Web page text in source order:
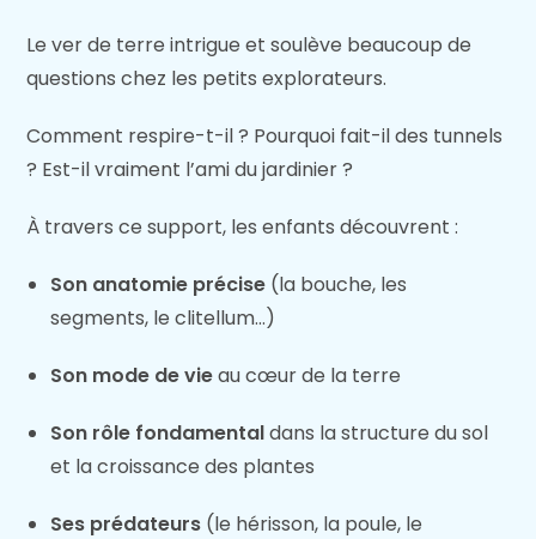
Le ver de terre intrigue et soulève beaucoup de
questions chez les petits explorateurs.
Comment respire-t-il ? Pourquoi fait-il des tunnels
? Est-il vraiment l’ami du jardinier ?
À travers ce support, les enfants découvrent :
Son anatomie précise (la bouche, les
segments, le clitellum…)
Son mode de vieau cœur de la terre
Son rôle fondamentaldans la structure du sol
et la croissance des plantes
Ses prédateurs (le hérisson, la poule, le